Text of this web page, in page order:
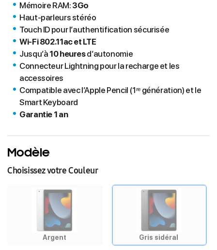
Mémoire RAM: 3Go
Haut‑parleurs stéréo
Touch ID pour l’authentification sécurisée
Wi‑Fi 802.11ac et LTE
Jusqu’à 10 heuresd’autonomie
Connecteur Lightning pour la recharge et les
accessoires
Compatible avec l’Apple Pencil (1ʳᵉ génération) et le
Smart Keyboard
Garantie 1 an
Modèle
Choisissez votre Couleur
Argent Gris sidéral